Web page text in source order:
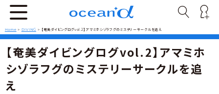
Home > DIVING > 【奄美ダイビングログvol.2】アマミホシゾラフグのミステリーサークルを追え
【奄美ダイビングログvol.2】アマミホ
シゾラフグのミステリーサークルを追
え